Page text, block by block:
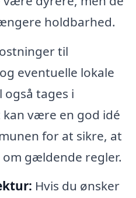
holdbarhed.
til
eventuelle lokale
tages i
være en god idé
for at sikre, at
gældende regler.
Hvis du ønsker